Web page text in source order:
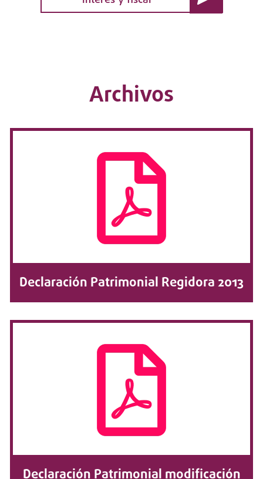
Archivos
Declaración Patrimonial Regidora 2013